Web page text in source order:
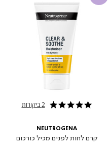
5.0 star rating 2 ביקורות
NEUTROGENA
קרם לחות לפנים מכיל כורכום